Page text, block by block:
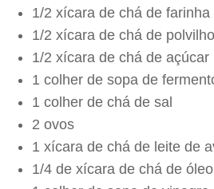
1/2 xícara de chá de farinha
1/2 xícara de chá de
1/2 xícara de chá de açúcar
1 colher de sopa de
1 colher de chá de sal
2 ovos
1 xícara de chá de leite de
1/4 de xícara de chá de óleo